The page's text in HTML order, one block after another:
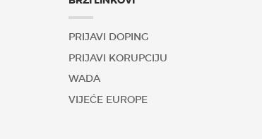
PRIJAVI DOPING
PRIJAVI KORUPCIJU
WADA
VIJEĆE EUROPE